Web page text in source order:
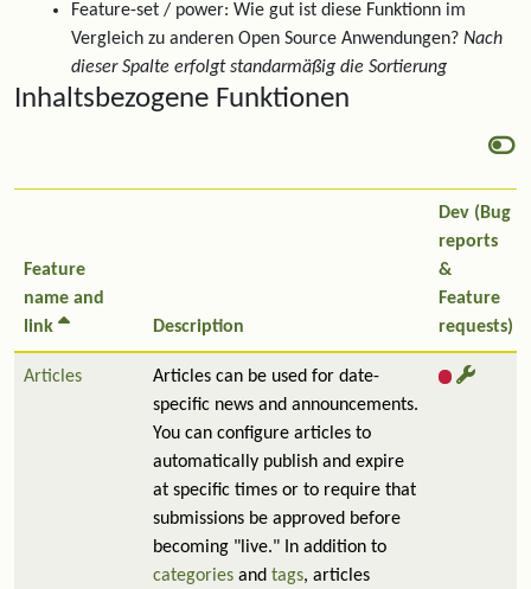
Feature-set / power: Wie gut ist diese Funktionn im
Vergleich zu anderen Open Source Anwendungen? Nach
dieser Spalte erfolgt standarmäßig die Sortierung
Inhaltsbezogene Funktionen
Feature
name and
link
Description
Dev (Bug
reports
&
Feature
requests)
Articles
Articles can be used for date-
specific news and announcements.
You can configure articles to
automatically publish and expire
at specific times or to require that
submissions be approved before
becoming "live." In addition to
categories and tags, articles